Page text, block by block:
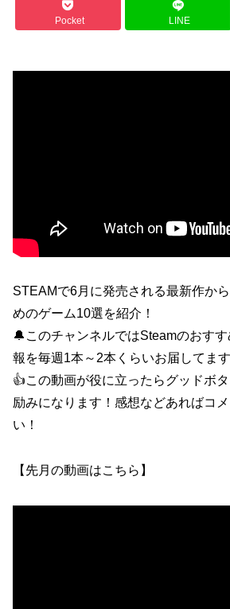
Pocket LINE
STEAMで6月に発売される最新作か
めのゲーム10選を紹介！
🔔このチャンネルではSteamのおす
報を毎週1本～2本くらいお届してます
👍この動画が役に立ったらグッドボ
励みになります！感想などあればコ
い！
【先月の動画はこちら】